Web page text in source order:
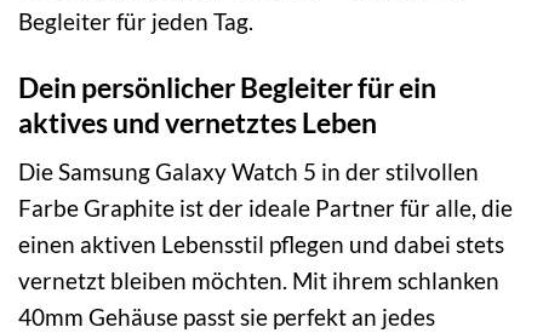
Begleiter für jeden Tag.
Dein persönlicher Begleiter für ein
aktives und vernetztes Leben
Die Samsung Galaxy Watch 5 in der stilvollen
Farbe Graphite ist der ideale Partner für alle, die
einen aktiven Lebensstil pflegen und dabei stets
vernetzt bleiben möchten. Mit ihrem schlanken
40mm Gehäuse passt sie perfekt an jedes